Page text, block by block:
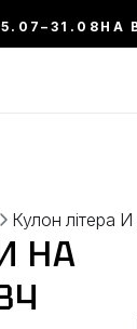
НА
Кулон літера
НА